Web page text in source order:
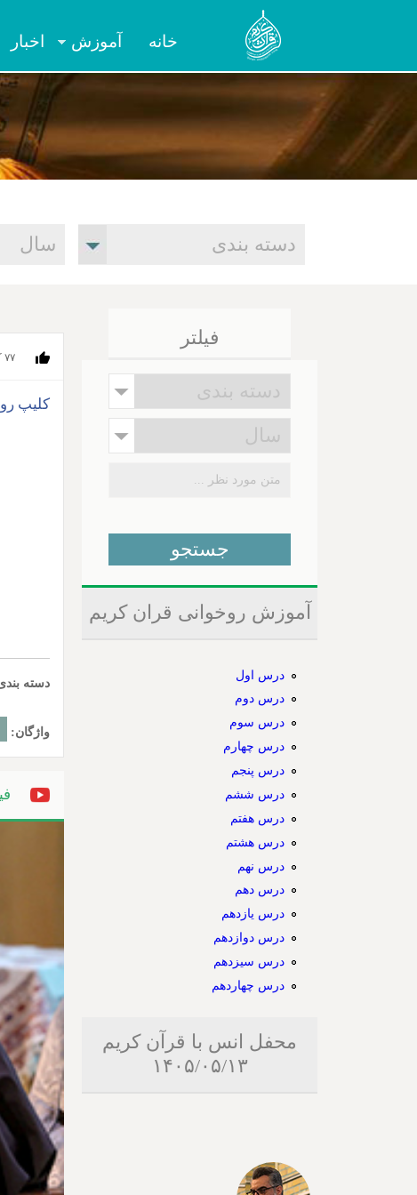
خانه آموزش اخبار
۷۷ کاربر پسندیده اند.‎
کلیپ
دسته
واژگان:
فیلتر
آموزش روخوانی قران کریم
درس اول
درس دوم
درس سوم
درس چهارم
درس پنجم
درس ششم
درس هفتم
درس هشتم
درس نهم
درس دهم
درس یازدهم
درس دوازدهم
درس سیزدهم
درس چهاردهم
محفل انس با قرآن کریم
۱۴۰۵/۰۵/۱۳